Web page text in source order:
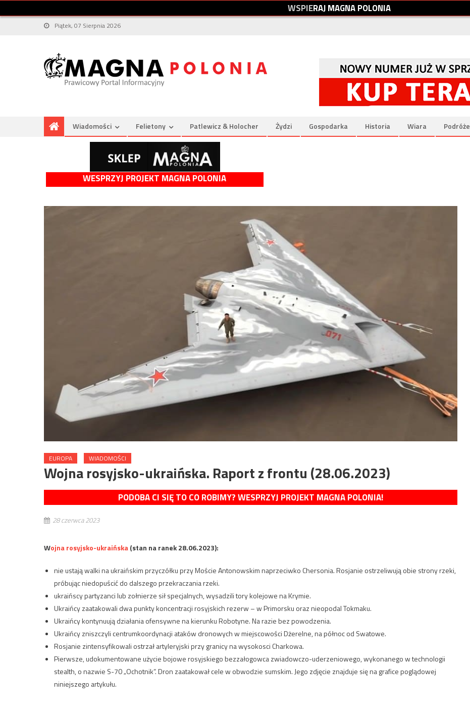
WSPIERAJMAGNAPOLONIA
Piątek, 07 Sierpnia 2026
Wiadomości Felietony Patlewicz & Holocher Żydzi Gospodarka Historia Wiara Podróże
WESPRZYJ PROJEKT MAGNA POLONIA
EUROPA WIADOMOŚCI
Wojna rosyjsko-ukraińska. Raport z frontu (28.06.2023)
PODOBA CI SIĘ TO CO ROBIMY? WESPRZYJ PROJEKT MAGNA POLONIA!
28 czerwca 2023
Wojna rosyjsko-ukraińska(stan na ranek 28.06.2023):
nie ustają walki na ukraińskim przyczółku przy Moście Antonowskim naprzeciwko Chersonia. Rosjanie ostrzeliwują obie strony rzeki,
próbując niedopuścić do dalszego przekraczania rzeki.
ukraińscy partyzanci lub zołnierze sił specjalnych, wysadzili tory kolejowe na Krymie.
Ukraińcy zaatakowali dwa punkty koncentracji rosyjskich rezerw – w Primorsku oraz nieopodal Tokmaku.
Ukraińcy kontynuują działania ofensywne na kierunku Robotyne. Na razie bez powodzenia.
Ukraińcy zniszczyli centrumkoordynacji ataków dronowych w miejscowości Dżerelne, na północ od Swatowe.
Rosjanie zintensyfikowali ostrzał artyleryjski przy granicy na wysokosci Charkowa.
Pierwsze, udokumentowane użycie bojowe rosyjskiego bezzałogowca zwiadowczo-uderzeniowego, wykonanego w technologii
stealth, o nazwie S-70 „Ochotnik”. Dron zaatakował cele w obwodzie sumskim. Jego zdjęcie znajduje się na grafice poglądowej
niniejszego artykułu.